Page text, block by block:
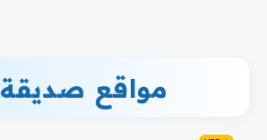
مواقع صديقة